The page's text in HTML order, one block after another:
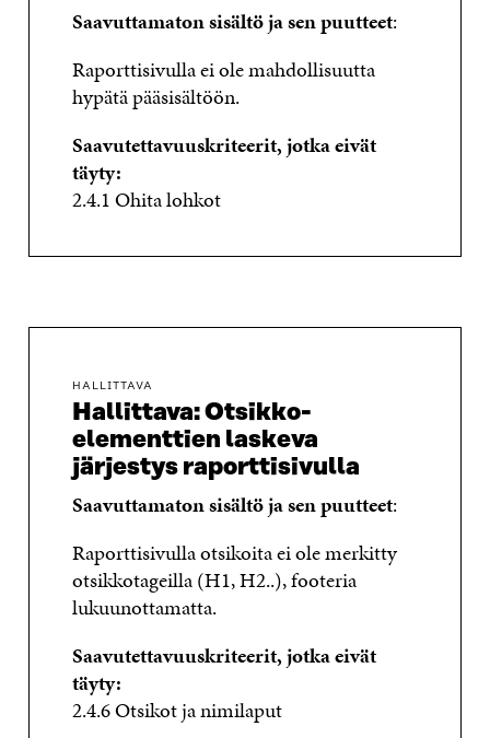
Saavuttamaton sisältö ja sen puutteet:
Raporttisivulla ei ole mahdollisuutta
hypätä pääsisältöön.
Saavutettavuuskriteerit, jotka eivät
täyty:
2.4.1 Ohita lohkot
HALLITTAVA
Hallittava: Otsikko-
elementtien laskeva
järjestys raporttisivulla
Saavuttamaton sisältö ja sen puutteet:
Raporttisivulla otsikoita ei ole merkitty
otsikkotageilla (H1, H2..), footeria
lukuunottamatta.
Saavutettavuuskriteerit, jotka eivät
täyty:
2.4.6 Otsikot ja nimilaput